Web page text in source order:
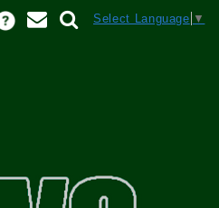
Select Language ▼